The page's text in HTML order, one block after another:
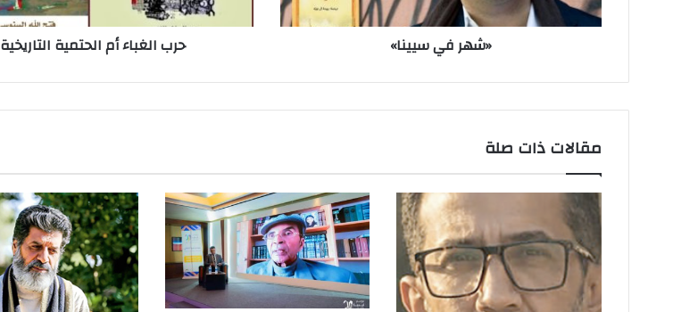
و
ن
«شهر في سيينا» حرب الغباء أم الحتمية التاريخية
مقالات ذات صلة